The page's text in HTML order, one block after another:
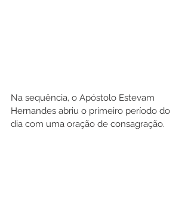
Na sequência, o Apóstolo Estevam
Hernandes abriu o primeiro período do
dia com uma oração de consagração.